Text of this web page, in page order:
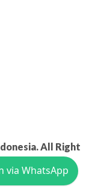
All Right
via WhatsApp